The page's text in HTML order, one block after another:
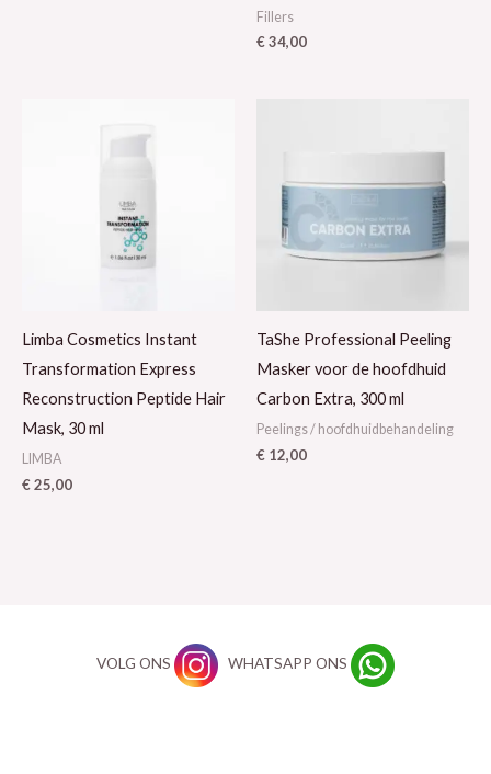
Fillers
€34,00
Limba Cosmetics Instant
Transformation Express
Reconstruction Peptide Hair
Mask, 30 ml
LIMBA
€25,00
TaShe Professional Peeling
Masker voor de hoofdhuid
Carbon Extra, 300 ml
Peelings / hoofdhuidbehandeling
€ 12,00
VOLG ONS WHATSAPP ONS